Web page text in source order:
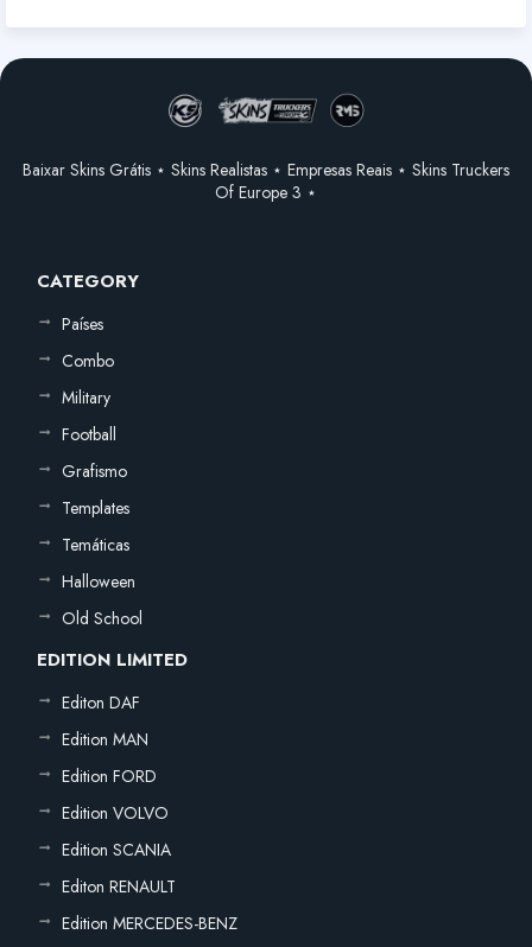
Baixar Skins Grátis ⋆ Skins Realistas ⋆ Empresas Reais ⋆ Skins Truckers
Of Europe 3 ⋆
CATEGORY
Países
Combo
Military
Football
Grafismo
Templates
Temáticas
Halloween
Old School
EDITION LIMITED
Editon DAF
Edition MAN
Edition FORD
Edition VOLVO
Edition SCANIA
Editon RENAULT
Edition MERCEDES-BENZ